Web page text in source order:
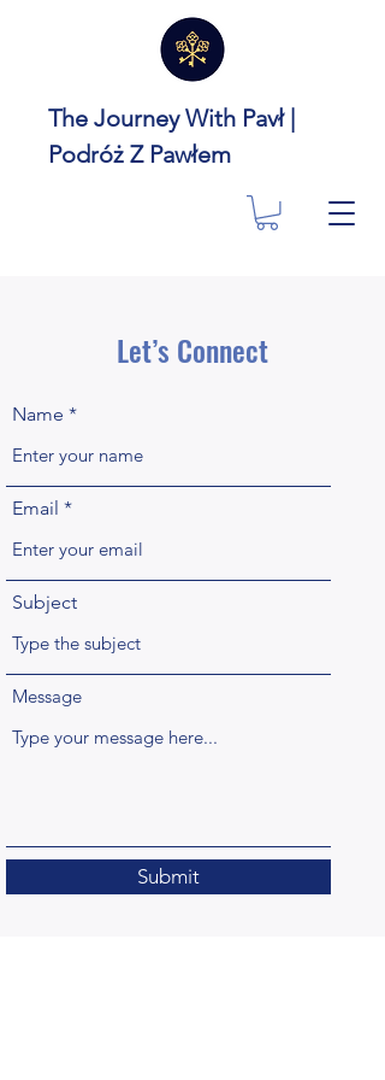
The Journey With Pavł |
Podróż Z Pawłem
Let’s Connect
Name
Email
Subject
Message
Submit